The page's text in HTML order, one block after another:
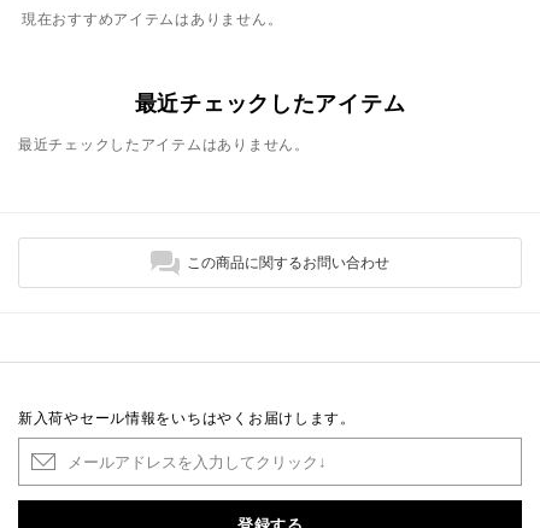
現在おすすめアイテムはありません。
最近チェックしたアイテム
最近チェックしたアイテムはありません。
この商品に関するお問い合わせ
新入荷やセール情報をいちはやくお届けします。